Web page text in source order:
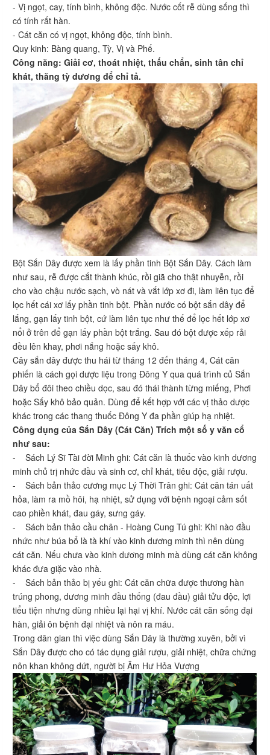
- Vị ngọt, cay, tính bình, không độc. Nước cốt rễ dùng sống thì
có tính rất hàn.
- Cát căn có vị ngọt, không độc, tính bình.
Quy kinh: Bàng quang, Tỳ, Vị và Phế.
Công năng: Giải cơ, thoát nhiệt, thấu chẩn, sinh tân chỉ
khát, thăng tỳ dương để chỉ tả.
Bột Sắn Dây được xem là lấy phần tinh Bột Sắn Dây. Cách làm
như sau, rễ được cắt thành khúc, rồi giã cho thật nhuyễn, rồi
cho vào chậu nước sạch, vò nát và vắt lớp xơ đi, làm liên tục để
lọc hết cái xơ lấy phần tinh bột. Phần nước có bột sắn dây để
lắng, gạn lấy tinh bột, cứ làm liên tục như thế để lọc hết lớp xơ
nổi ở trên để gạn lấy phần bột trắng. Sau đó bột được xếp rải
đều lên khay, phơi nắng hoặc sấy khô.
Cây sắn dây được thu hái từ tháng 12 đến tháng 4, Cát căn
phiến là cách gọi dược liệu trong Đông Y qua quá trình củ Sắn
Dây bổ đôi theo chiều dọc, sau đó thái thành từng miếng, Phơi
hoặc Sấy khô bảo quản. Dùng để kết hợp với các vị thảo dược
khác trong các thang thuốc Đông Y đa phần giúp hạ nhiệt.
Công dụng của Sắn Dây (Cát Căn) Trích một số y văn cổ
như sau:
- Sách Lý Sĩ Tài đời Minh ghi: Cát căn là thuốc vào kinh dương
minh chủ trị nhức đầu và sinh cơ, chỉ khát, tiêu độc, giải rượu.
- Sách bản thảo cương mục Lý Thời Trân ghi: Cát căn tán uất
hỏa, làm ra mồ hôi, hạ nhiệt, sử dụng với bệnh ngoại cảm sốt
cao phiền khát, đau gáy, sưng gáy.
- Sách bản thảo cầu chân - Hoàng Cung Tú ghi: Khi nào đầu
nhức như búa bổ là tà khí vào kinh dương minh thì nên dùng
cát căn. Nếu chưa vào kinh dương minh mà dùng cát căn không
khác đưa giặc vào nhà.
- Sách bản thảo bị yếu ghi: Cát căn chữa được thương hàn
trúng phong, dương minh đầu thống (đau đầu) giải tửu độc, lợi
tiểu tiện nhưng dùng nhiều lại hại vị khí. Nước cát căn sống đại
hàn, giải ôn bệnh đại nhiệt và nôn ra máu.
Trong dân gian thì việc dùng Sắn Dây là thường xuyên, bởi vì
Sắn Dây được cho có tác dụng giải rượu, giải nhiệt, chữa chứng
nôn khan không dứt, người bị Âm Hư Hỏa Vượng